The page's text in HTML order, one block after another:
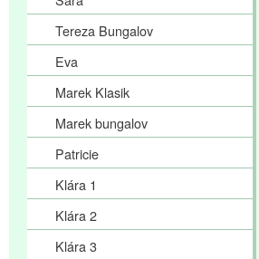
Tereza Bungalov
Eva
Marek Klasik
Marek bungalov
Patricie
Klára 1
Klára 2
Klára 3